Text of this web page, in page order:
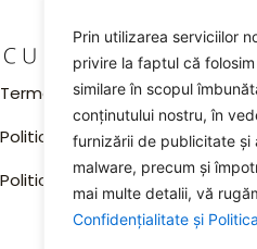
Prin utilizarea serviciilor
privire la faptul că
similare în scopul
conținutului nostru, în
furnizării de publicitate
malware, precum și
mai multe detalii, vă
Confidențialitate și
Termeni și condiții
Politica de confidențialitate
Politica de utilizare cookies